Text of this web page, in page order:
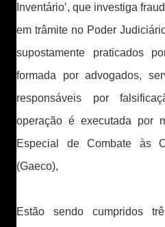
Inventário’, que investiga
em trâmite no Poder
supostamente praticados
formada por advogados,
responsáveis por
operação é executada por
Especial de Combate às
(Gaeco),
Estão sendo cumpridos